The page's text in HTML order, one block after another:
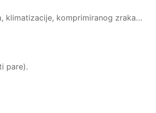
klimatizacije, komprimiranog zraka…
pare).